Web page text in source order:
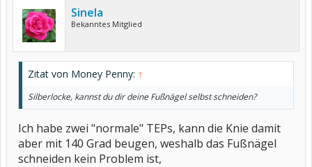
Sinela
Bekanntes Mitglied
Zitat von Money Penny: ↑
Silberlocke, kannst du dir deine Fußnägel selbst schneiden?
Ich habe zwei "normale" TEPs, kann die Knie damit
aber mit 140 Grad beugen, weshalb das Fußnägel
schneiden kein Problem ist,